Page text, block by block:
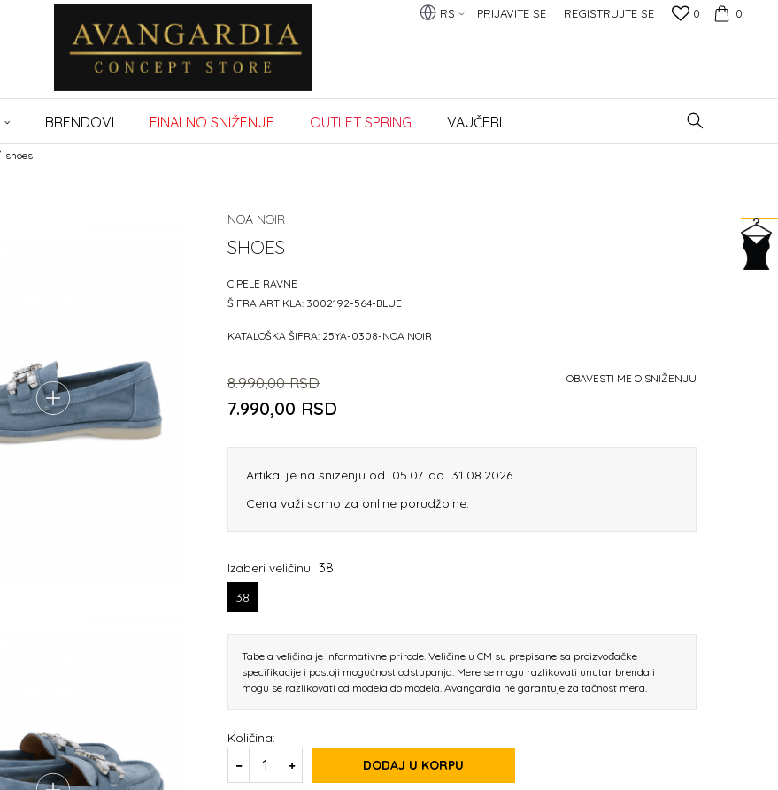
0
0
PRIJAVITE SE REGISTRUJTE SE
RS
BRENDOVI FINALNO SNIŽENJE OUTLET SPRING VAUČERI
shoes
NOA NOIR
SHOES
CIPELE RAVNE
ŠIFRA ARTIKLA: 3002192-564-BLUE
KATALOŠKA ŠIFRA: 25YA-0308-NOA NOIR
8.990,00 RSD
7.990,00 RSD
OBAVESTI ME O SNIŽENJU
Artikal je na snizenju od 05.07. do 31.08.2026.
Cena važi samo za online porudžbine.
Izaberi veličinu: 38
38
Tabela veličina je informativne prirode. Veličine u CM su prepisane sa proizvođačke
specifikacije i postoji mogućnost odstupanja. Mere se mogu razlikovati unutar brenda i
mogu se razlikovati od modela do modela. Avangardia ne garantuje za tačnost mera.
Količina:
DODAJ U KORPU